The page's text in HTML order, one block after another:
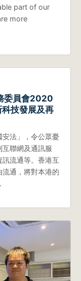
part of our
more
委員會2020
技發展及再
法」，令公眾憂
聯網及通訊服
流通等。香港互
通，將對本港的